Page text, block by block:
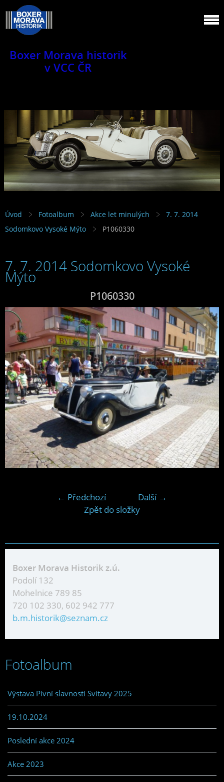
Boxer Morava historik
v VCC ČR
Jsme klub veteránů.
Úvod Fotoalbum Akce let minulých
7. 7. 2014
Sodomkovo Vysoké Mýto
P1060330
7. 7. 2014 Sodomkovo Vysoké
Mýto
P1060330
← Předchozí
Další →
Zpět do složky
Boxer Morava Historik z.ú.
Podolí 132
Mohelnice 789 85
720 102 330, 602 942 777
b.m.historik@seznam.cz
Fotoalbum
Výstava Pivní slavnosti Svitavy 2025
19.10.2024
Poslední akce 2024
Akce 2023